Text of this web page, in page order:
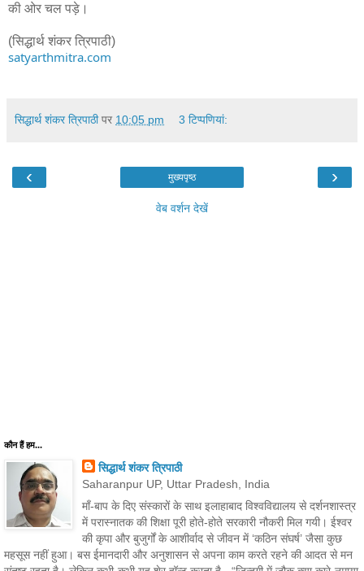
की ओर चल पड़े।
(सिद्धार्थ शंकर त्रिपाठी)
satyarthmitra.com
सिद्धार्थ शंकर त्रिपाठी पर 10:05 pm 3 टिप्‍पणियां:
‹ ›
मुख्यपृष्ठ
वेब वर्शन देखें
कौन हैं हम...
सिद्धार्थ शंकर त्रिपाठी
Saharanpur UP, Uttar Pradesh, India
माँ-बाप के दिए संस्कारों के साथ इलाहाबाद विश्वविद्यालय से दर्शनशास्त्र
में परास्नातक की शिक्षा पूरी होते-होते सरकारी नौकरी मिल गयी। ईश्वर
की कृपा और बुजुर्गों के आशीर्वाद से जीवन में ‘कठिन संघर्ष’ जैसा कुछ
महसूस नहीं हुआ। बस ईमानदारी और अनुशासन से अपना काम करते रहने की आदत से मन